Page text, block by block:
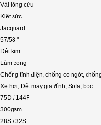
Vải lông cừu
Kiệt sức
Jacquard
57/58 "
Dệt kim
Làm cong
Chống tĩnh điện, chống co ngót,
Xe hơi, Dệt may gia đình, Sofa, bọc
75D / 144F
300gsm
28S / 32S